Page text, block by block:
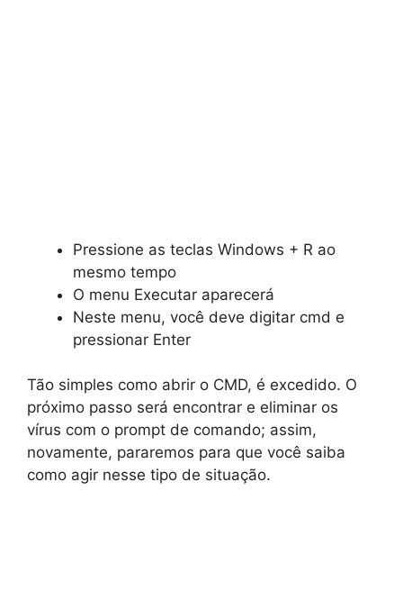
Pressione as teclas Windows + R ao
mesmo tempo
O menu Executar aparecerá
Neste menu, você deve digitar cmd e
pressionar Enter
Tão simples como abrir o CMD, é excedido. O
próximo passo será encontrar e eliminar os
vírus com o prompt de comando; assim,
novamente, pararemos para que você saiba
como agir nesse tipo de situação.